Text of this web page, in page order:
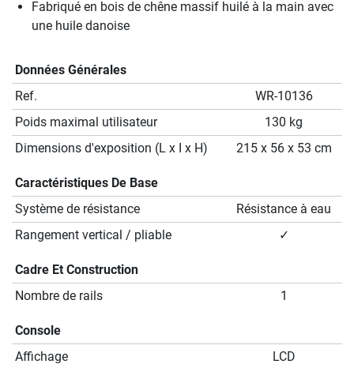
Fabriqué en bois de chêne massif huilé à la main avec
une huile danoise
Données Générales
Ref.
WR-10136
Poids maximal utilisateur
130 kg
Dimensions d'exposition (L x I x H)
215 x 56 x 53 cm
Caractéristiques De Base
Système de résistance
Résistance à eau
Rangement vertical / pliable
✓
Cadre Et Construction
Nombre de rails
1
Console
Affichage
LCD